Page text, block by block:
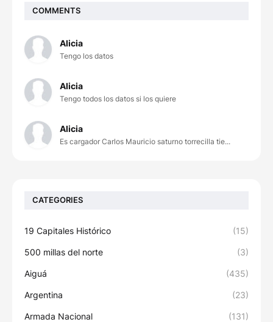
COMMENTS
Alicia
Tengo los datos
Alicia
Tengo todos los datos si los quiere
Alicia
Es cargador Carlos Mauricio saturno torrecilla tie...
CATEGORIES
19 Capitales Histórico (15)
500 millas del norte (3)
Aiguá (435)
Argentina (23)
Armada Nacional (131)